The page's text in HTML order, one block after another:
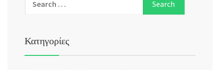
Κατηγορίες